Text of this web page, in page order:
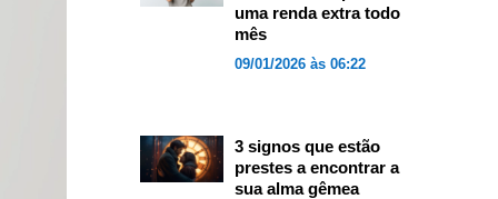
uma renda extra todo
mês
09/01/2026 às 06:22
3 signos que estão
prestes a encontrar a
sua alma gêmea